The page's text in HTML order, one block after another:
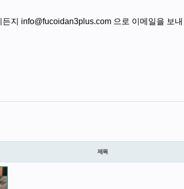
지 info@fucoidan3plus.com 으로 이메일을 보
제목